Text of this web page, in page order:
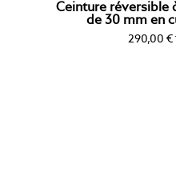
Ceinture réversible
de 30 mm en
290,00 €